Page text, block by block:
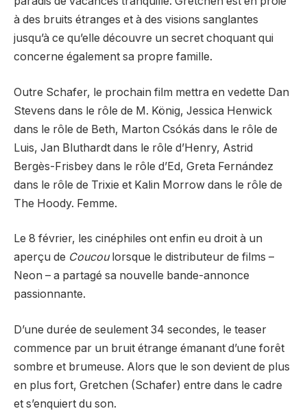
à des bruits étranges et à des visions sanglantes
jusqu’à ce qu’elle découvre un secret choquant qui
concerne également sa propre famille.
Outre Schafer, le prochain film mettra en vedette Dan
Stevens dans le rôle de M. König, Jessica Henwick
dans le rôle de Beth, Marton Csókás dans le rôle de
Luis, Jan Bluthardt dans le rôle d’Henry, Astrid
Bergès-Frisbey dans le rôle d’Ed, Greta Fernández
dans le rôle de Trixie et Kalin Morrow dans le rôle de
The Hoody. Femme.
Le 8 février, les cinéphiles ont enfin eu droit à un
aperçu de Coucoulorsque le distributeur de films –
Neon – a partagé sa nouvelle bande-annonce
passionnante.
D’une durée de seulement 34 secondes, le teaser
commence par un bruit étrange émanant d’une forêt
sombre et brumeuse. Alors que le son devient de plus
en plus fort, Gretchen (Schafer) entre dans le cadre
et s’enquiert du son.